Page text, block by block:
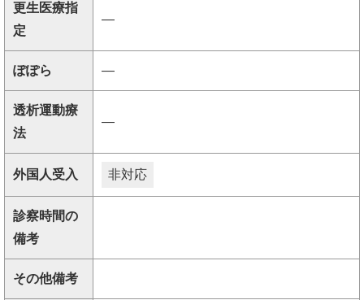
更生医療指
定
―
ぽぽら ―
透析運動療
法
―
外国人受入 非対応
診察時間の
備考
その他備考